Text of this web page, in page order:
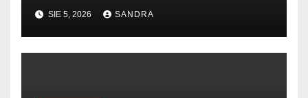
SIE 5, 2026 SANDRA